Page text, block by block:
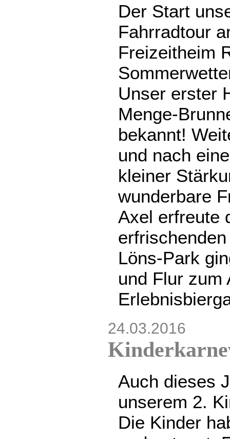
Der Start
Fahrradtour
Freizeitheim
Unser erster
Menge-
bekannt!
und nach
kleiner
wunderbare
Axel erfreute
Löns-Park
und Flur zum
24.03.2016
Auch dieses
unserem 2.
Die Kinder